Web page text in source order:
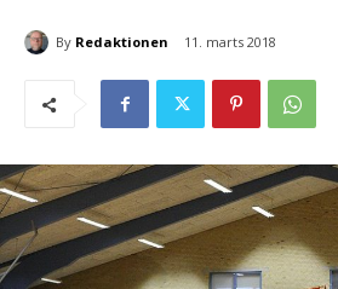
By Redaktionen 11. marts 2018